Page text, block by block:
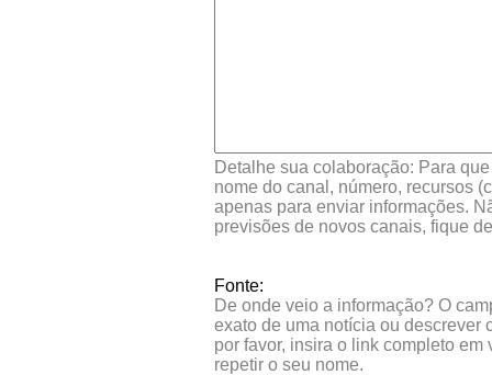
Detalhe sua colaboração: Para
nome do canal, número, recursos
apenas para enviar informações.
previsões de novos canais, fique
Fonte:
De onde veio a informação? O
exato de uma notícia ou descrever
por favor, insira o link completo
repetir o seu nome.